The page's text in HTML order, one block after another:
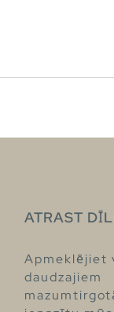
ATRAST
Apmeklējiet
daudzajiem